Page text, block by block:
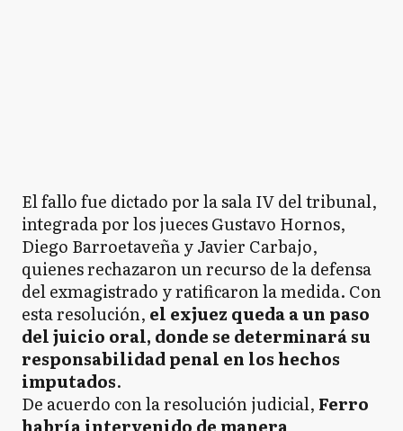
El fallo fue dictado por la sala IV del tribunal,
integrada por los jueces Gustavo Hornos,
Diego Barroetaveña y Javier Carbajo,
quienes rechazaron un recurso de la defensa
del exmagistrado y ratificaron la medida. Con
esta resolución, el exjuez queda a un paso
del juicio oral, donde se determinará su
responsabilidad penal en los hechos
imputados.
De acuerdo con la resolución judicial, Ferro
habría intervenido de manera